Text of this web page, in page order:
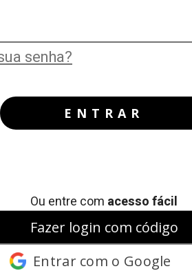
senha?
ENTRAR
Ou entre com acesso fácil
Fazer login com código
Entrar com o Google